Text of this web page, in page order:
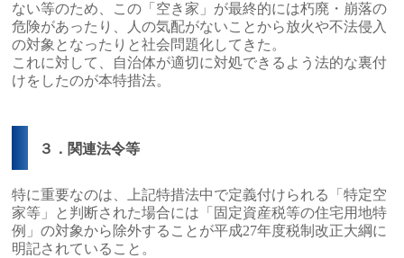
ない等のため、この「空き家」が最終的には朽廃・崩落の
危険があったり、人の気配がないことから放火や不法侵入
の対象となったりと社会問題化してきた。
これに対して、自治体が適切に対処できるよう法的な裏付
けをしたのが本特措法。
３．関連法令等
特に重要なのは、上記特措法中で定義付けられる「特定空
家等」と判断された場合には「固定資産税等の住宅用地特
例」の対象から除外することが平成27年度税制改正大綱に
明記されていること。